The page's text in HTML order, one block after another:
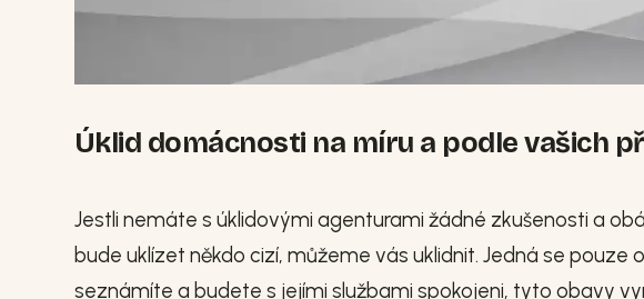
Úklid domácnosti na míru a podle vašich
Jestli nemáte s úklidovými agenturami žádné zkušenosti a
bude uklízet někdo cizí, můžeme vás uklidnit. Jedná se pouze
seznámíte a budete s jejími službami spokojeni, tyto obavy